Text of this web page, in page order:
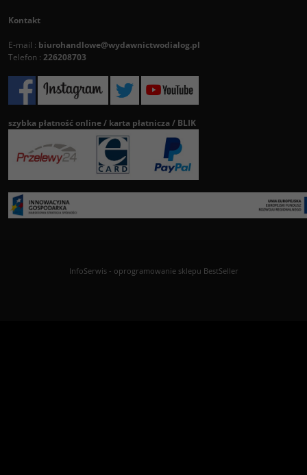
Kontakt
E-mail : biurohandlowe@wydawnictwodialog.pl
Telefon : 226208703
szybka płatność online / karta płatnicza / BLIK
InfoSerwis- oprogramowanie sklepu BestSeller